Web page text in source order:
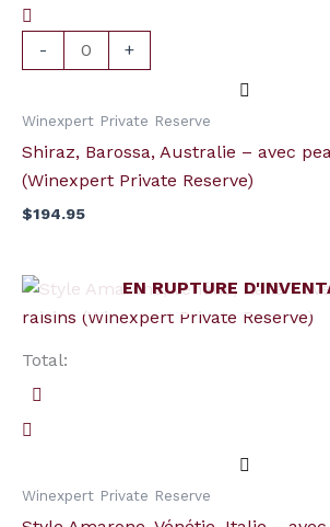
-
-
peaux
raisins
(Winexpert
Private
Reserve)
+
Winexpert Private Reserve
Shiraz, Barossa, Australie – avec
(Winexpert Private Reserve)
$194.95
EN RUPTURE
Total:
Winexpert Private Reserve